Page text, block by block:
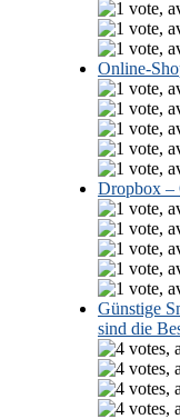
Online-
Dropbox –
Günstige
sind die